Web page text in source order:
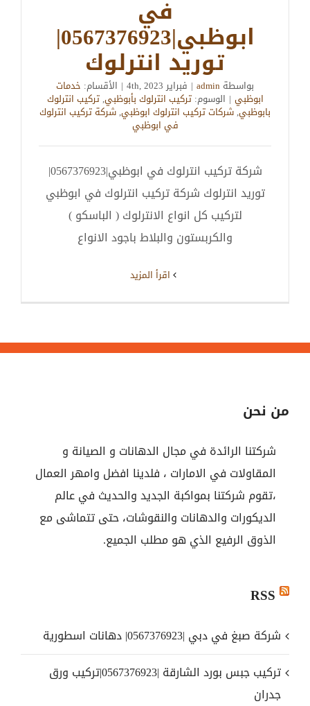
في
ابوظبي|0567376923|
توريد انترلوك
بواسطة admin
| فبراير 4th, 2023 | الأقسام: خدمات
ابوظبي | الوسوم:تركيب انترلوك بأبوظبي,تركيب انترلوك
بابوظبي,شركات تركيب انترلوك ابوظبي,شركة تركيب انترلوك
في ابوظبي
شركة تركيب انترلوك في ابوظبي|0567376923|
توريد انترلوك شركة تركيب انترلوك في ابوظبي
لتركيب كل انواع الانترلوك ( الباسكو )
والكربستون والبلاط باجود الانواع
من نحن
شركتنا الرائدة في مجال الدهانات و الصيانة و
المقاولات في الامارات ، فلدينا افضل وامهر العمال
،تقوم شركتنا بمواكبة الجديد والحديث في عالم
الديكورات والدهانات والنقوشات، حتى تتماشى مع
الذوق الرفيع الذي هو مطلب الجميع.
RSS
شركة صبغ في دبي |0567376923| دهانات اسطورية
تركيب جبس بورد الشارقة |0567376923|تركيب ورق
جدران